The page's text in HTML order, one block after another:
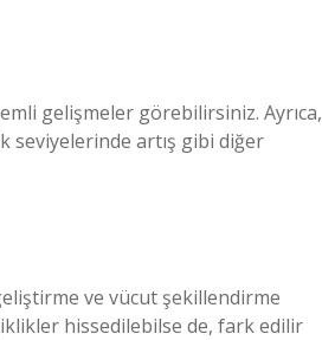
gelişmeler görebilirsiniz. Ayrıca,
seviyelerinde artış gibi diğer
ve vücut şekillendirme
hissedilebilse de, fark edilir